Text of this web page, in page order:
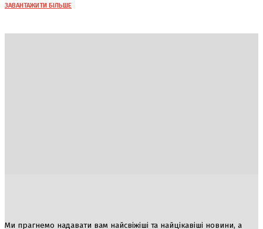
ЗАВАНТАЖИТИ БІЛЬШЕ
Ми прагнемо надавати вам найсвіжіші та найцікавіші новини, а